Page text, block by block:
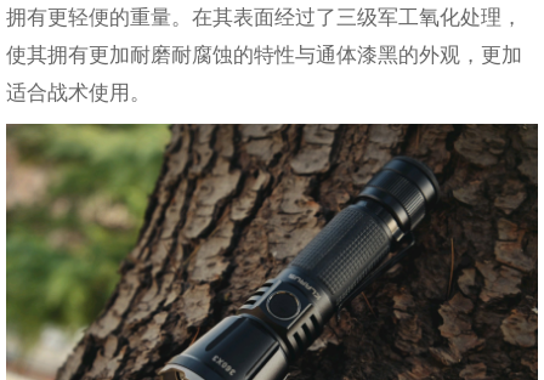
拥有更轻便的重量。在其表面经过了三级军工氧化处理，
使其拥有更加耐磨耐腐蚀的特性与通体漆黑的外观，更加
适合战术使用。